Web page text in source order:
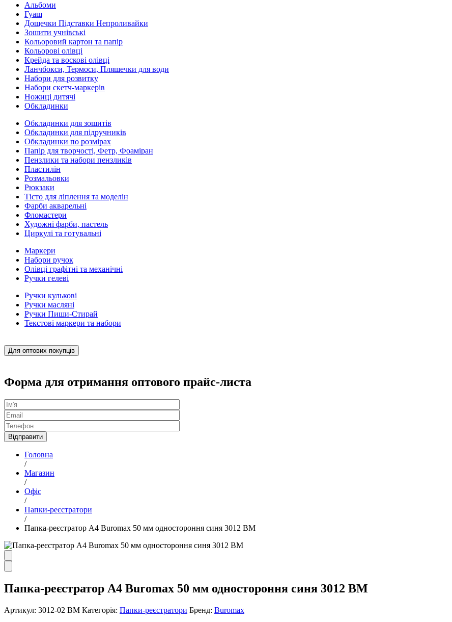
Альбоми
Гуаш
Дощечки Підставки Непроливайки
Зошити учнівські
Кольоровий картон та папір
Кольорові олівці
Крейда та воскові олівці
Ланчбокси, Термоси, Пляшечки для води
Набори для розвитку
Набори скетч-маркерів
Ножиці дитячі
Обкладинки
Обкладинки для зошитів
Обкладинки для підручників
Обкладинки по розмірах
Папір для творчості, Фетр, Фоаміран
Пензлики та набори пензликів
Пластилін
Розмальовки
Рюкзаки
Тісто для ліплення та моделін
Фарби акварельні
Фломастери
Художні фарби, пастель
Циркулі та готувальні
Маркери
Набори ручок
Олівці графітні та механічні
Ручки гелеві
Ручки кулькові
Ручки масляні
Ручки Пиши-Стирай
Текстові маркери та набори
Для оптових покупців
Форма для отримання оптового прайс-листа
Головна
/
Магазин
/
Офіс
/
Папки-реєстратори
/
Папка-реєстратор А4 Buromax 50 мм одностороння синя 3012 ВМ
Папка-реєстратор А4 Buromax 50 мм одностороння синя 3012 ВМ
Артикул: 3012-02 ВМ Категорія: Папки-реєстратори Бренд: Buromax